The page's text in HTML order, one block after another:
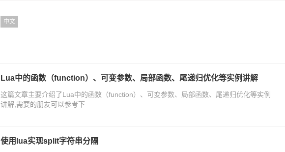
中文
Lua中的函数（function）、可变参数、局部函数、尾递归优化等实例讲解
这篇文章主要介绍了Lua中的函数（function）、可变参数、局部函数、尾递归优化等实例
讲解,需要的朋友可以参考下
使用lua实现split字符串分隔